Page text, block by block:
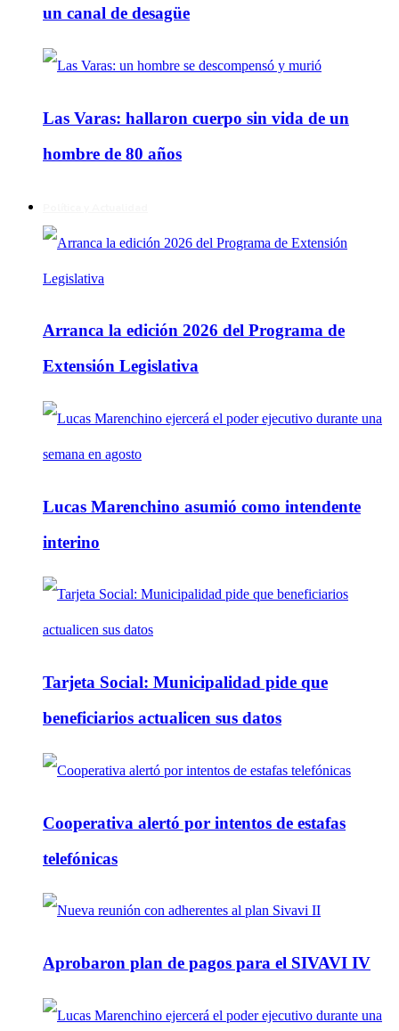
un canal de desagüe
Las Varas: hallaron cuerpo sin vida de un
hombre de 80 años
Arranca la edición 2026 del Programa de
Extensión Legislativa
Lucas Marenchino asumió como intendente
interino
Tarjeta Social: Municipalidad pide que
beneficiarios actualicen sus datos
Cooperativa alertó por intentos de estafas
telefónicas
Aprobaron plan de pagos para el SIVAVI IV